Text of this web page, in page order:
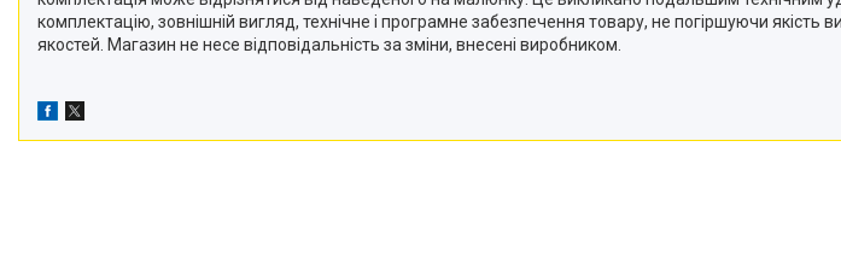
комплектацію, зовнішній вигляд, технічне і програмне забезпечення товару, не погіршуючи
якостей. Магазин не несе відповідальність за зміни, внесені виробником.